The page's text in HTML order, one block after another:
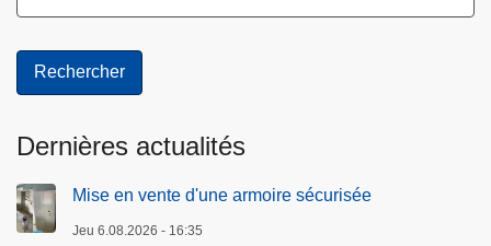
Dernières actualités
Mise en vente d'une armoire sécurisée
Jeu 6.08.2026 - 16:35